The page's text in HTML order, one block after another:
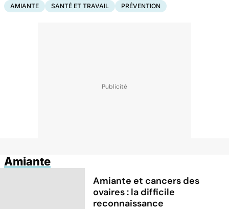
AMIANTE SANTÉ ET TRAVAIL PRÉVENTION
Amiante
Amiante et cancers des
ovaires : la difficile
reconnaissance